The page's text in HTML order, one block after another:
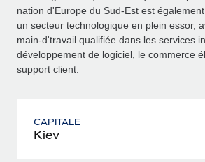
nation d'Europe du Sud-Est est
un secteur technologique en plein essor,
main-d'travail qualifiée dans les services
développement de logiciel, le commerce
support client.
CAPITALE
Kiev